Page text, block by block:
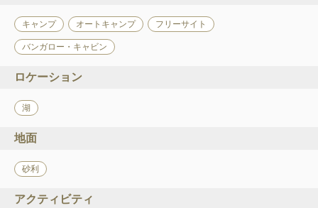
キャンプ オートキャンプ フリーサイト
バンガロー・キャビン
ロケーション
湖
地面
砂利
アクティビティ